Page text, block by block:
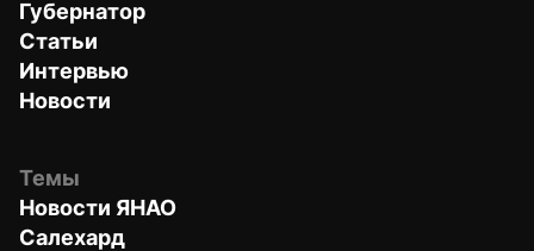
Губернатор
Статьи
Интервью
Новости
Темы
Новости ЯНАО
Салехард